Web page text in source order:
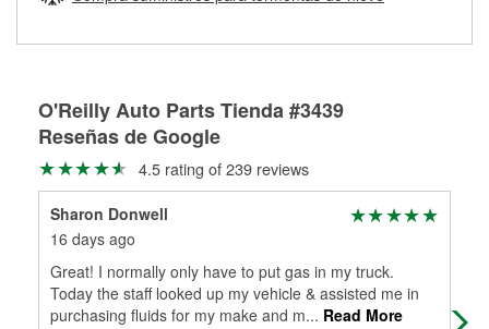
partes de reemplazo correctas para tu reparación.
O'Reilly Auto Parts Tienda #3439
Reseñas de Google
4.5 rating of 239 reviews
Sharon Donwell
16 days ago
Great! I normally only have to put gas in my truck.
Today the staff looked up my vehicle & assisted me in
purchasing fluids for my make and m... Read More